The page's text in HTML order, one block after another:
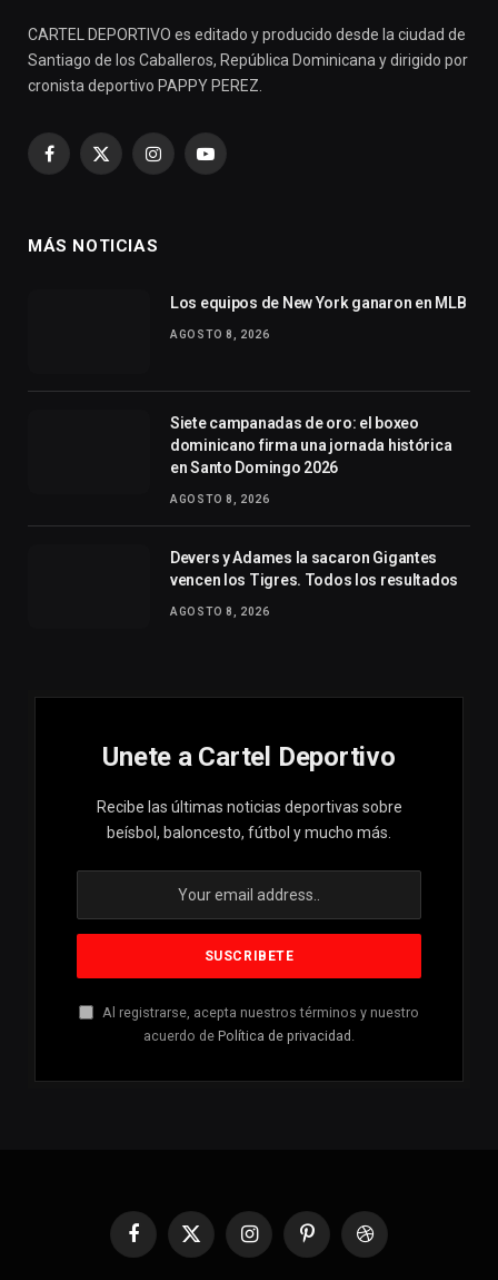
CARTEL DEPORTIVO es editado y producido desde la ciudad de
Santiago de los Caballeros, República Dominicana y dirigido por
cronista deportivo PAPPY PEREZ.
Facebook
X
InstagramYouTube
MÁS NOTICIAS
Los equipos de New York ganaron en MLB
AGOSTO 8, 2026
Siete campanadas de oro: el boxeo
dominicano firma una jornada histórica
en Santo Domingo 2026
AGOSTO 8, 2026
Devers y Adames la sacaron Gigantes
vencen los Tigres. Todos los resultados
AGOSTO 8, 2026
Unete a Cartel Deportivo
Recibe las últimas noticias deportivas sobre
beísbol, baloncesto, fútbol y mucho más.
Al registrarse, acepta nuestros términos y nuestro
acuerdo de Política de privacidad
Facebook
X
InstagramPinterestDribbble